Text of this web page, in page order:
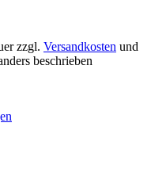
zzgl. Versandkosten und
beschrieben